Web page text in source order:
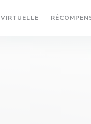
((新しいウィンド